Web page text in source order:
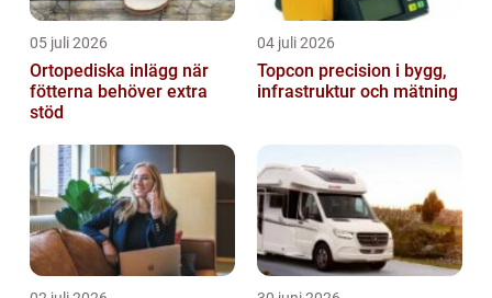
05 juli 2026
Ortopediska inlägg när
fötterna behöver extra
stöd
04 juli 2026
Topcon precision i bygg,
infrastruktur och mätning